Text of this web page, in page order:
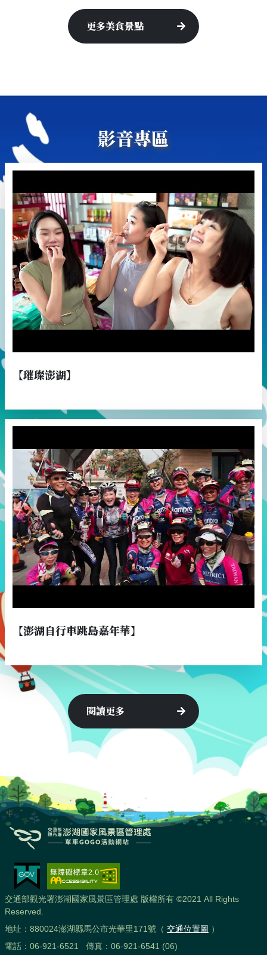
更多美食景點
影音專區
【璀璨澎湖】
【澎湖自行車跳島嘉年華】
閱讀更多
交通部觀光署澎湖國家風景區管理處 版權所有 ©2021 All Rights
Reserved.
地址：880024澎湖縣馬公市光華里171號（ 交通位置圖 ）
電話：06-921-6521 傳真：06-921-6541 (06)